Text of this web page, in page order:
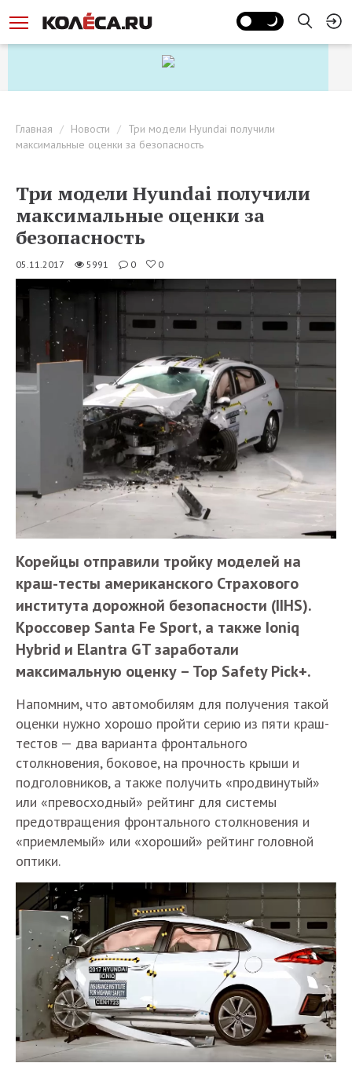
Главная Новости
Три модели Hyundai получили
максимальные оценки за безопасность
Три модели Hyundai получили
максимальные оценки за
безопасность
05.11.2017 5991 0 0
Корейцы отправили тройку моделей на
краш-тесты американского Страхового
института дорожной безопасности (IIHS).
Кроссовер Santa Fe Sport, а также Ioniq
Hybrid и Elantra GT заработали
максимальную оценку – Top Safety Pick+.
Напомним, что автомобилям для получения такой
оценки нужно хорошо пройти серию из пяти краш-
тестов — два варианта фронтального
столкновения, боковое, на прочность крыши и
подголовников, а также получить «продвинутый»
или «превосходный» рейтинг для системы
предотвращения фронтального столкновения и
«приемлемый» или «хороший» рейтинг головной
оптики.